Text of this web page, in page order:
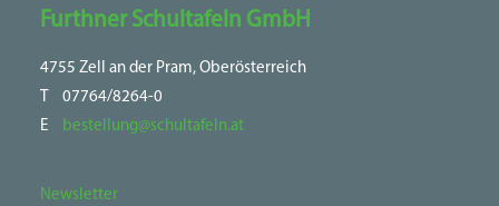
Furthner Schultafeln GmbH
4755 Zell an der Pram, Oberösterreich
T
07764/8264-0
E
bestellung@schultafeln.at
Newsletter